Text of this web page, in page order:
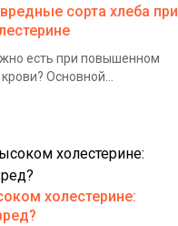
сорта хлеба при
есть при повышенном
Основной...
холестерине: